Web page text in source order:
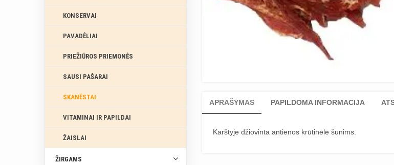
APRAŠYMAS PAPILDOMA INFORMACIJA
Karštyje džiovinta antienos krūtinėlė šunims.
KONSERVAI
PAVADĖLIAI
PRIEŽIŪROS PRIEMONĖS
SAUSI PAŠARAI
SKANĖSTAI
VITAMINAI IR PAPILDAI
ŽAISLAI
ŽIRGAMS